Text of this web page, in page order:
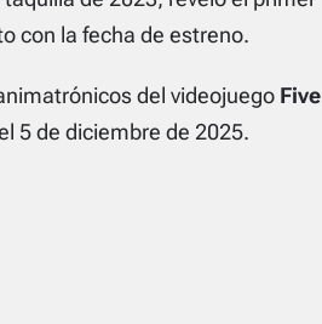
con la fecha de estreno.
del videojuego Five
5 de diciembre de 2025.